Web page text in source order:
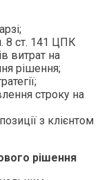
8 ст. 141 ЦПК
витрат на
рішення;
строку на
з клієнтом
рішення